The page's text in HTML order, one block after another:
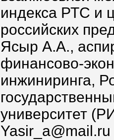
индекса РТС и
российских
Ясыр А.А.,
финансово-
инжиниринга,
университет
Yasir_a@mail.ru